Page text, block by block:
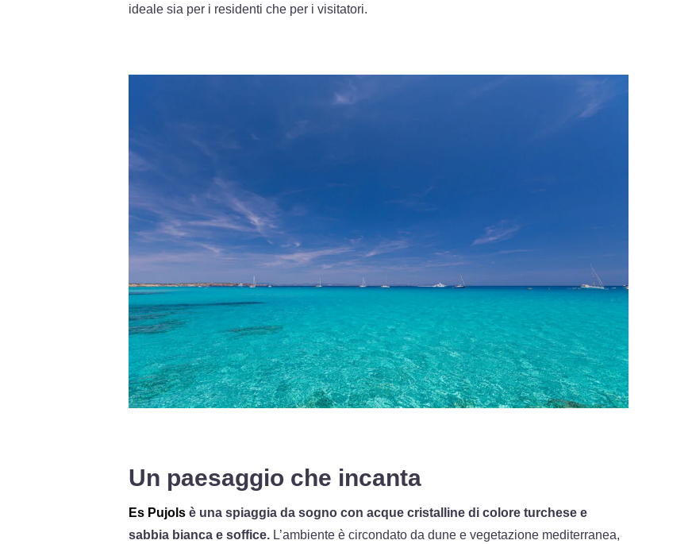
ideale sia per i residenti che per i visitatori.
Un paesaggio che incanta
Es Pujols è una spiaggia da sogno con acque cristalline di colore turchese e
sabbia bianca e soffice. L’ambiente è circondato da dune e vegetazione mediterranea,